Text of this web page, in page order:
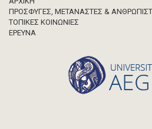
ΠΡΟΣΦΥΓΕΣ, ΜΕΤΑΝΑΣΤΕΣ &
ΤΟΠΙΚΕΣ ΚΟΙΝΩΝΙΕΣ
ΈΡΕΥΝΑ